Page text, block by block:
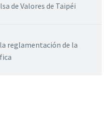
de Valores de Taipéi
reglamentación de la